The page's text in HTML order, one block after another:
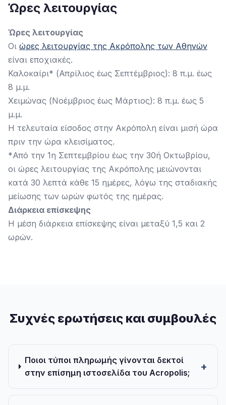
Ώρες λειτουργίας
Ώρες λειτουργίας
Οι ώρες λειτουργίας της Ακρόπολης των Αθηνών
είναι εποχιακές.
Καλοκαίρι* (Απρίλιος έως Σεπτέμβριος): 8 π.μ. έως
8 μ.μ.
Χειμώνας (Νοέμβριος έως Μάρτιος): 8 π.μ. έως 5
μ.μ.
Η τελευταία είσοδος στην Ακρόπολη είναι μισή ώρα
πριν την ώρα κλεισίματος.
*Από την 1η Σεπτεμβρίου έως την 30ή Οκτωβρίου,
οι ώρες λειτουργίας της Ακρόπολης μειώνονται
κατά 30 λεπτά κάθε 15 ημέρες, λόγω της σταδιακής
μείωσης των ωρών φωτός της ημέρας.
Διάρκεια επίσκεψης
Η μέση διάρκεια επίσκεψης είναι μεταξύ 1,5 και 2
ωρών.
Συχνές ερωτήσεις και συμβουλές
Ποιοι τύποι πληρωμής γίνονται δεκτοί
στην επίσημη ιστοσελίδα του Acropolis;